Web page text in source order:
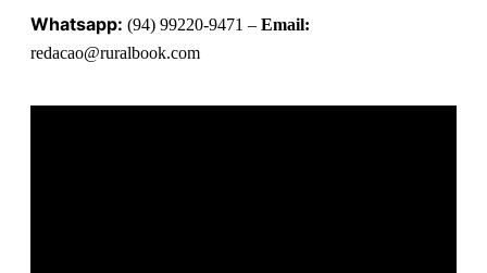
Whatsapp: (94) 99220-9471 – Email:
redacao@ruralbook.com